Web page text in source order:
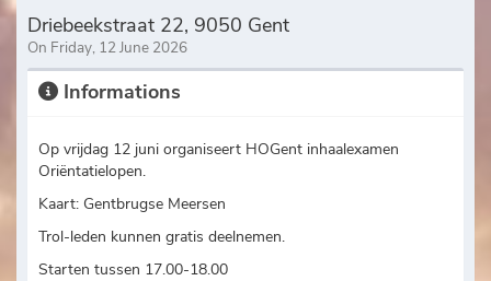
Driebeekstraat 22, 9050 Gent
On Friday, 12 June 2026
Informations
Op vrijdag 12 juni organiseert HOGent inhaalexamen
Oriëntatielopen.
Kaart: Gentbrugse Meersen
Trol-leden kunnen gratis deelnemen.
Starten tussen 17.00-18.00